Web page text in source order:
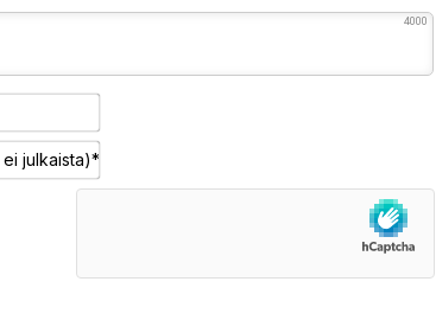
4000
Nimimerkki*
Sähköposti
(pakollinen,